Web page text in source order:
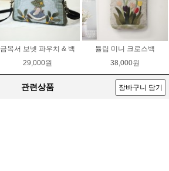
금목서 보넷 파우치 & 백
29,000원
튤립 미니 크로스백
38,000원
관련상품 장바구니 담기